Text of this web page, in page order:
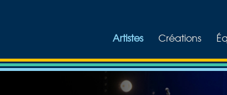
Artistes Créations